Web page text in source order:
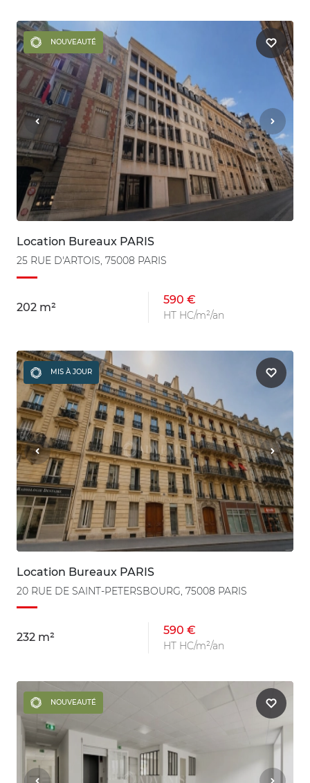
NOUVEAUTÉ
Location Bureaux PARIS
25 RUE D'ARTOIS, 75008 PARIS
202 m²
590 €
HT HC/m²/an
MIS À JOUR
Location Bureaux PARIS
20 RUE DE SAINT-PETERSBOURG, 75008 PARIS
232 m²
590 €
HT HC/m²/an
NOUVEAUTÉ